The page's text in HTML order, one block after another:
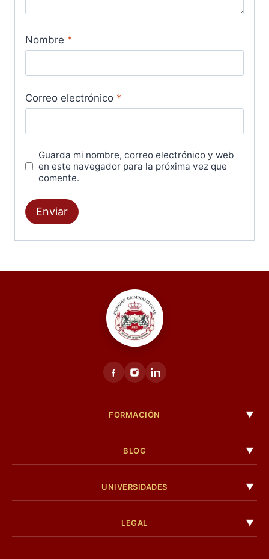
Nombre *
Correo electrónico *
Guarda mi nombre, correo electrónico y web
en este navegador para la próxima vez que
comente.
FORMACIÓN
BLOG
UNIVERSIDADES
LEGAL